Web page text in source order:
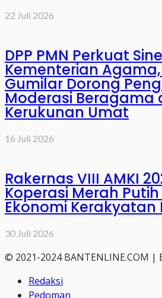
22 Juli 2026
DPP PMN Perkuat
Kementerian
Gumilar Dorong
Moderasi Beragama
Kerukunan Umat
16 Juli 2026
Rakernas VIII AMKI
Koperasi Merah
Ekonomi Kerakyatan
30 Juli 2026
© 2021-2024 BANTENLINE.COM
Redaksi
Pedoman